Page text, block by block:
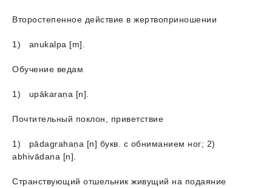
Второстепенное действие в жертвоприношении
1) аnukalpa [m].
Обучение ведам
1) upākaraṇa [n].
Почтительный поклон, приветствие
1) pādagrahaṇa [n] букв. с обниманием ног; 2)
abhivādana [n].
Странствующий отшельник живущий на подаяние